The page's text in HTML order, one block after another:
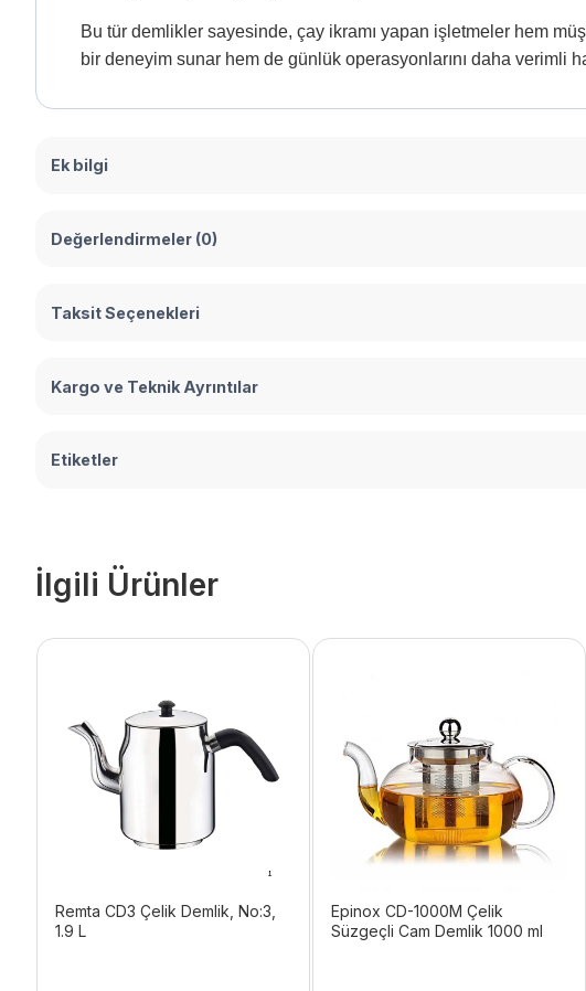
Bu tür demlikler sayesinde, çay ikramı yapan işletmeler hem
bir deneyim sunar hem de günlük operasyonlarını daha verimli
Ek bilgi
Değerlendirmeler (0)
Taksit Seçenekleri
Kargo ve Teknik Ayrıntılar
Etiketler
İlgili Ürünler
Remta CD3 Çelik Demlik, No:3,
1.9 L
Epinox CD-1000M Çelik
Süzgeçli Cam Demlik 1000 ml